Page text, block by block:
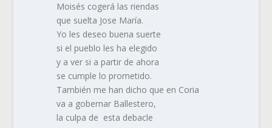
Moisés cogerá las riendas
que suelta Jose María.
Yo les deseo buena suerte
si el pueblo les ha elegido
y a ver si a partir de ahora
se cumple lo prometido.
También me han dicho que en Coria
va a gobernar Ballestero,
la culpa de esta debacle